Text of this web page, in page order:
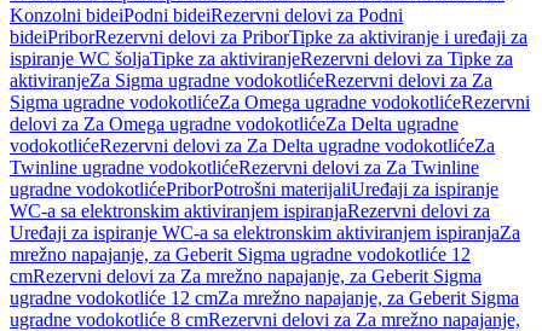
Konzolni bideiPodni bideiRezervni delovi za Podni
bideiPriborRezervni delovi za PriborTipke za aktiviranje i uređaji za
ispiranje WC šoljaTipke za aktiviranjeRezervni delovi za Tipke za
aktiviranjeZa Sigma ugradne vodokotlićeRezervni delovi za Za
Sigma ugradne vodokotlićeZa Omega ugradne vodokotlićeRezervni
delovi za Za Omega ugradne vodokotlićeZa Delta ugradne
vodokotlićeRezervni delovi za Za Delta ugradne vodokotlićeZa
Twinline ugradne vodokotlićeRezervni delovi za Za Twinline
ugradne vodokotlićePriborPotrošni materijaliUređaji za ispiranje
WC-a sa elektronskim aktiviranjem ispiranjaRezervni delovi za
Uređaji za ispiranje WC-a sa elektronskim aktiviranjem ispiranjaZa
mrežno napajanje, za Geberit Sigma ugradne vodokotliće 12
cmRezervni delovi za Za mrežno napajanje, za Geberit Sigma
ugradne vodokotliće 12 cmZa mrežno napajanje, za Geberit Sigma
ugradne vodokotliće 8 cmRezervni delovi za Za mrežno napajanje,